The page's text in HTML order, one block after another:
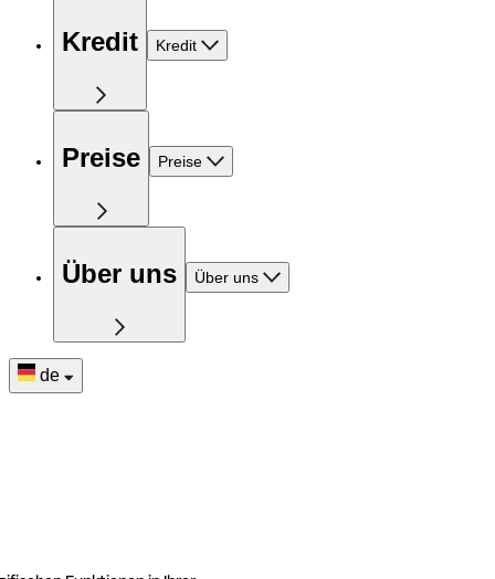
Kredit Kredit
Preise Preise
Über uns Über uns
de